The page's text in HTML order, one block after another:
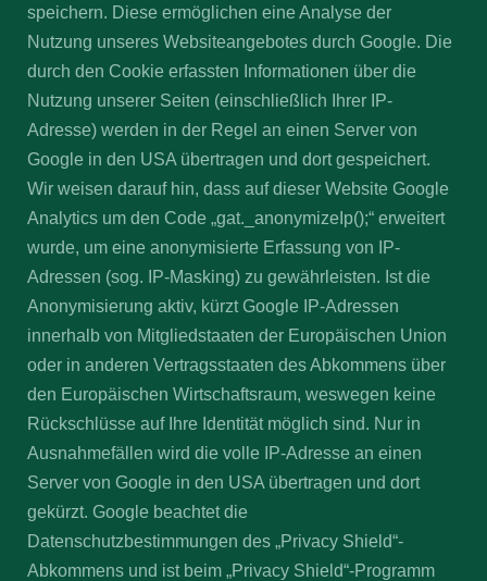
speichern. Diese ermöglichen eine Analyse der
Nutzung unseres Websiteangebotes durch Google. Die
durch den Cookie erfassten Informationen über die
Nutzung unserer Seiten (einschließlich Ihrer IP-
Adresse) werden in der Regel an einen Server von
Google in den USA übertragen und dort gespeichert.
Wir weisen darauf hin, dass auf dieser Website Google
Analytics um den Code „gat._anonymizeIp();“ erweitert
wurde, um eine anonymisierte Erfassung von IP-
Adressen (sog. IP-Masking) zu gewährleisten. Ist die
Anonymisierung aktiv, kürzt Google IP-Adressen
innerhalb von Mitgliedstaaten der Europäischen Union
oder in anderen Vertragsstaaten des Abkommens über
den Europäischen Wirtschaftsraum, weswegen keine
Rückschlüsse auf Ihre Identität möglich sind. Nur in
Ausnahmefällen wird die volle IP-Adresse an einen
Server von Google in den USA übertragen und dort
gekürzt. Google beachtet die
Datenschutzbestimmungen des „Privacy Shield“-
Abkommens und ist beim „Privacy Shield“-Programm